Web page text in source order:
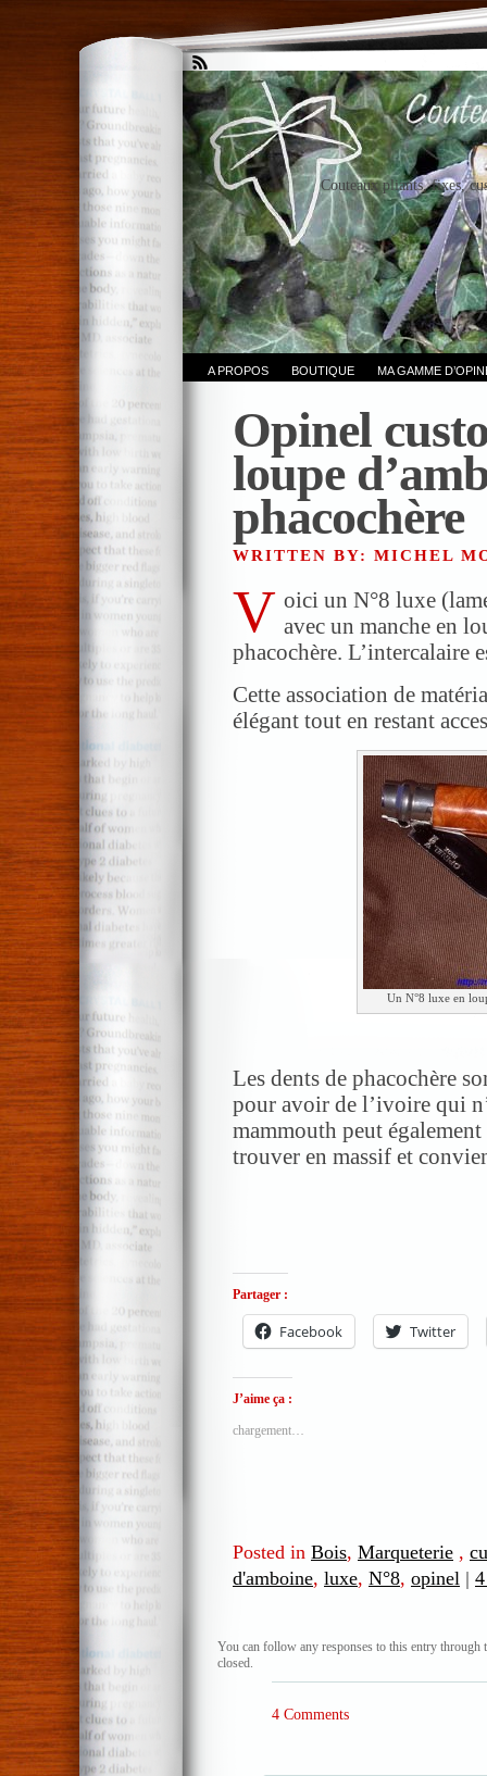
Couteaux pliants, fixes,
A PROPOS BOUTIQUE MA GAMME
Opinel
loupe
phacochère
WRITTEN BY: MICHEL
V oici un N°8 luxe
avec un manche en
phacochère. L’intercalaire
Cette association de
élégant tout en restant
Un N°8 luxe en
Les dents de phacochère
pour avoir de l’ivoire qui
mammouth peut
trouver en massif et
Partager :
Facebook Twitter
J’aime ça :
chargement…
Posted in Bois, Marqueterie ,
d'amboine, luxe, N°8, opinel |
You can follow any responses to this entry through
closed.
4 Comments